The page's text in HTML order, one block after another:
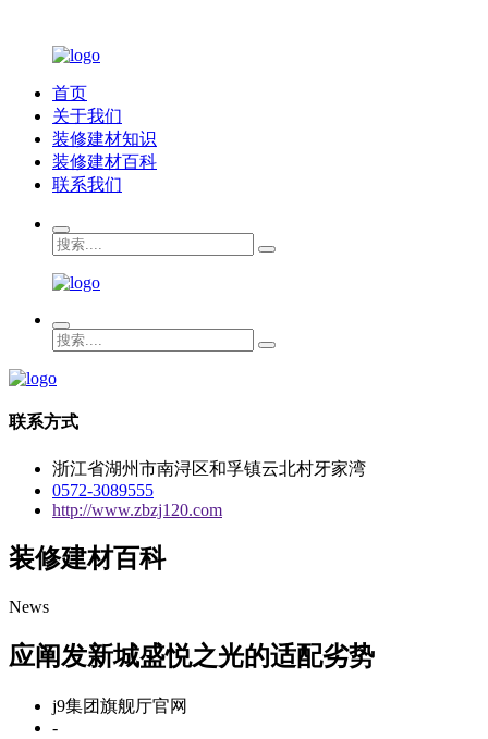
首页
关于我们
装修建材知识
装修建材百科
联系我们
联系方式
浙江省湖州市南浔区和孚镇云北村牙家湾
0572-3089555
http://www.zbzj120.com
装修建材百科
News
应阐发新城盛悦之光的适配劣势
j9集团旗舰厅官网
-